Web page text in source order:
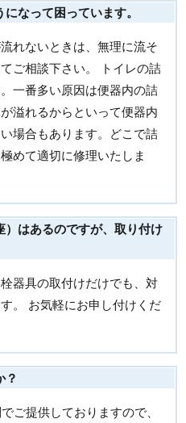
なって困っています。
れないときは、無理に流そ
ご相談下さい。 トイレの詰
一番多い原因は便器内の詰
溢れるからといって便器内
場合もあります。どこで詰
めて適切に修理いたしま
）はあるのですが、取り付け
器具の取付けだけでも、対
。 お気軽にお申し付けくだ
？
ご提供しておりますので、